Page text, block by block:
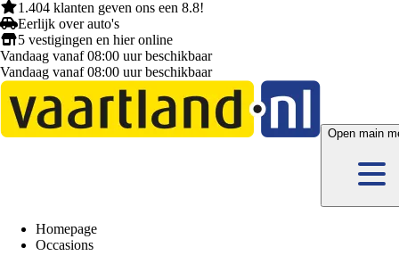
1.404 klanten geven ons een 8.8!
Eerlijk over auto's
5 vestigingen en hieronline
Vandaag vanaf 08:00 uur beschikbaar
Vandaag vanaf 08:00 uur beschikbaar
Open main
Homepage
Occasions